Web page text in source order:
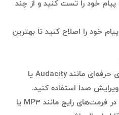
پیام خود را تست کنید و از چند
خود را اصلاح کنید تا بهترین
نرم‌افزارهای ضبط: از نرم‌افزارهای حرفه‌ای مانند Audacity یا
فرمت فایل: فایل صوتی خود را در فرمت‌های رایج مانند MP3 یا